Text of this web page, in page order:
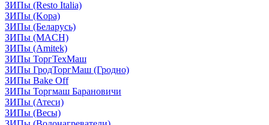
ЗИПы (Resto Italia)
ЗИПы (Kopa)
ЗИПы (Беларусь)
ЗИПы (MACH)
ЗИПы (Amitek)
ЗИПы ТоргТехМаш
ЗИПы ГродТоргМаш (Гродно)
ЗИПы Bake Off
ЗИПы Торгмаш Барановичи
ЗИПы (Атеси)
ЗИПы (Весы)